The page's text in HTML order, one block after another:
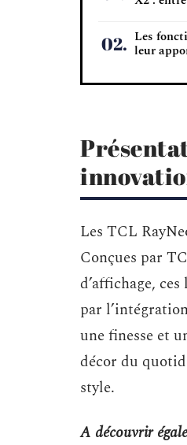
Les
leur
Les TCL
Conçues par
d’affichage,
par
une finesse et
décor du
style.
A découvrir